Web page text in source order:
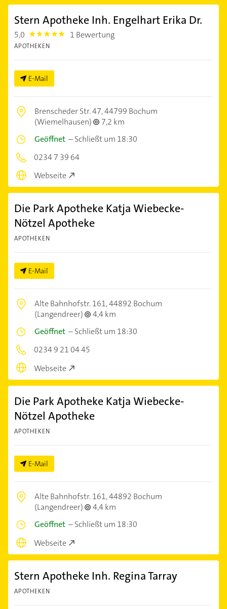
Stern Apotheke Inh. Engelhart Erika Dr.
5,0 5.0 1 Bewertung
APOTHEKEN
E-Mail
Brenscheder Str. 47,44799 Bochum
(Wiemelhausen)
7,2 km
Geöffnet –Schließt um 18:30
0234 7 39 64
Webseite
Die Park Apotheke Katja Wiebecke-
Nötzel Apotheke
APOTHEKEN
E-Mail
Alte Bahnhofstr. 161,44892 Bochum
(Langendreer)
4,4 km
Geöffnet –Schließt um 18:30
0234 9 21 04 45
Webseite
Die Park Apotheke Katja Wiebecke-
Nötzel Apotheke
APOTHEKEN
E-Mail
Alte Bahnhofstr. 161,44892 Bochum
(Langendreer)
4,4 km
Geöffnet –Schließt um 18:30
Webseite
Stern Apotheke Inh. Regina Tarray
APOTHEKEN